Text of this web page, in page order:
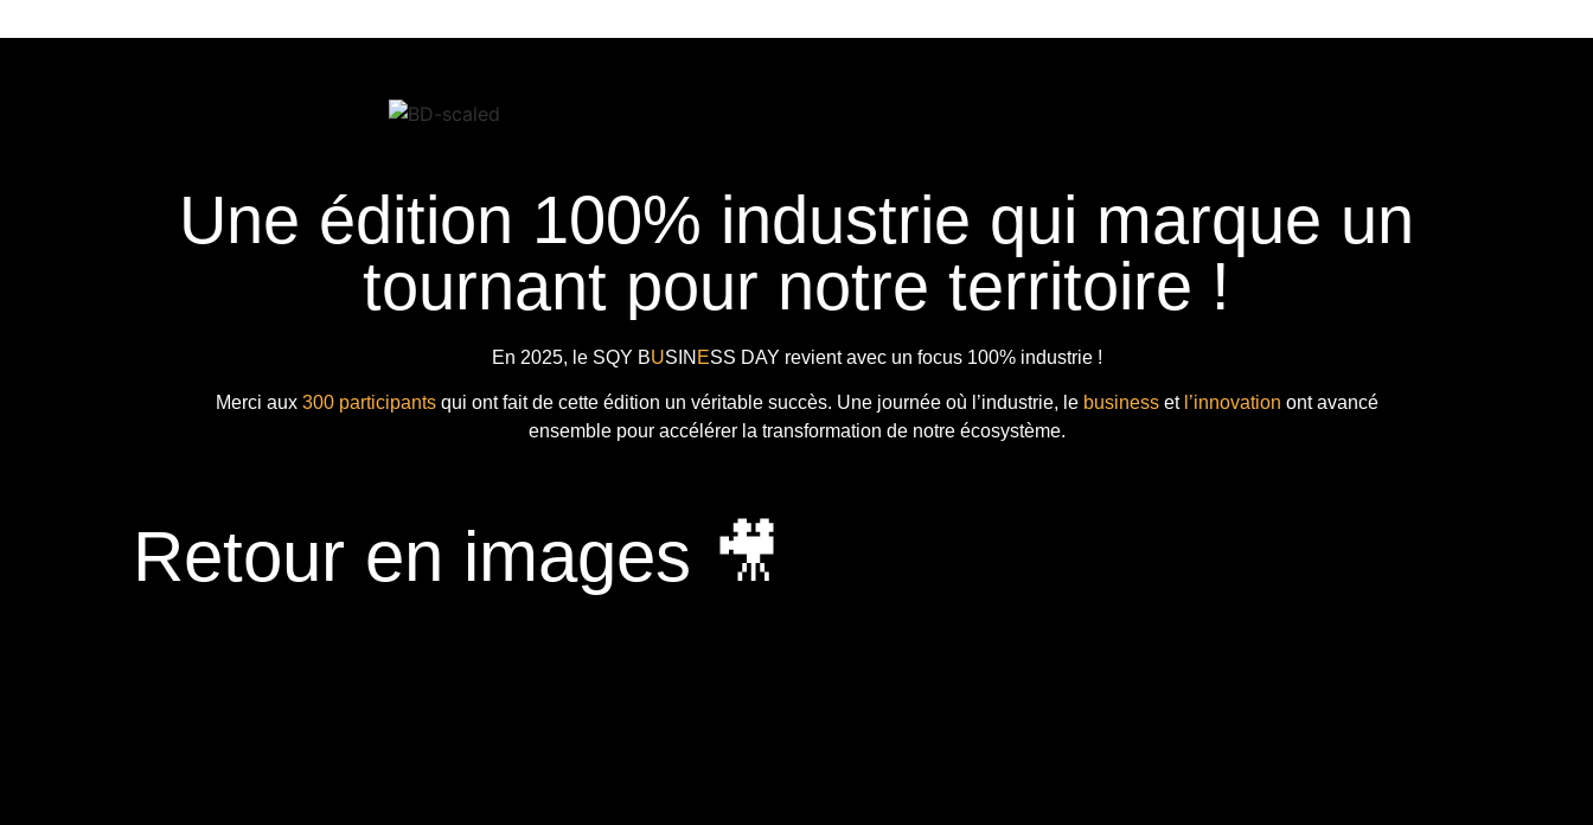
Une édition 100% industrie qui marque un
tournant pour notre territoire !
En 2025, le SQY BUSIN ESS DAY revient avec un focus 100% industrie !
Merci aux 300 participantsqui ont fait de cette édition un véritable succès. Une journée où l’industrie, le businesset l’innovation ont avancé
ensemble pour accélérer la transformation de notre écosystème.
Retour en images 🎥